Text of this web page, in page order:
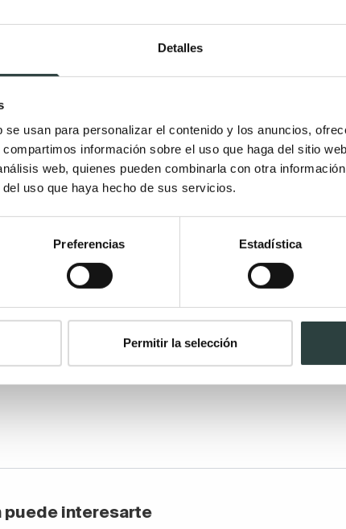
Detalles
usan para personalizar el contenido y los anuncios,
información sobre el uso que haga del sitio
web, quienes pueden combinarla con otra
uso que haya hecho de sus servicios.
Preferencias Estadística
Permitir la selección
de baños acondicionados
que ayudan a mejorar la autonomía de personas
acondicionar baño para mayores, es agregar espejos
sea necesario ver alguna parte del rostro o de otros
incluso acercar el espejo hacia uno mismo.
acondicionados para adultos mayores son un antes y un
en el ánimo y la calidad de vida, pues al verse
ver las opciones que tienes para mejorar la vida de
puede interesarte